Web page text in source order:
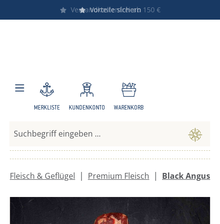
Zum Hauptinhalt springen
Vorteile sichern
Versandkostenfrei ab 150 €
MERKLISTE KUNDENKONTO WARENKORB
Fleisch & Geflügel | Premium Fleisch | Black Angus
Bildergalerie überspringen